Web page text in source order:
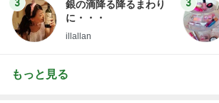
3
銀の滴降る降るまわり
に・・・
illallan
3
もっと見る